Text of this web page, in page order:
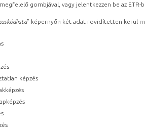
gombjával, vagy jelentkezzen be az
” képernyőn két adat rövidítetten kerül
képzés